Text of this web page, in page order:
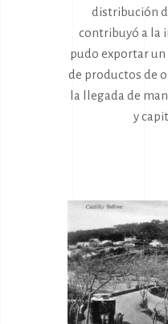
distribución
contribuyó a la
pudo exportar
de productos de
la llegada de
y